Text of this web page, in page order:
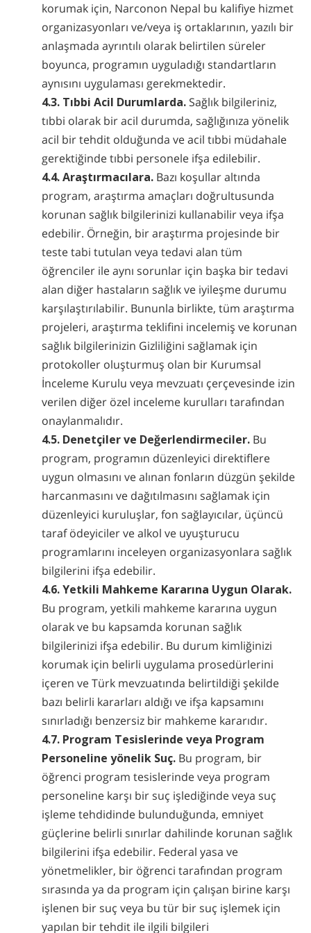
korumak için, Narconon Nepal bu kalifiye hizmet
organizasyonları ve/veya iş ortaklarının, yazılı bir
anlaşmada ayrıntılı olarak belirtilen süreler
boyunca, programın uyguladığı standartların
aynısını uygulaması gerekmektedir.
4.3. Tıbbi Acil Durumlarda. Sağlık bilgileriniz,
tıbbi olarak bir acil durumda, sağlığınıza yönelik
acil bir tehdit olduğunda ve acil tıbbi müdahale
gerektiğinde tıbbi personele ifşa edilebilir.
4.4. Araştırmacılara. Bazı koşullar altında
program, araştırma amaçları doğrultusunda
korunan sağlık bilgilerinizi kullanabilir veya ifşa
edebilir. Örneğin, bir araştırma projesinde bir
teste tabi tutulan veya tedavi alan tüm
öğrenciler ile aynı sorunlar için başka bir tedavi
alan diğer hastaların sağlık ve iyileşme durumu
karşılaştırılabilir. Bununla birlikte, tüm araştırma
projeleri, araştırma teklifini incelemiş ve korunan
sağlık bilgilerinizin Gizliliğini sağlamak için
protokoller oluşturmuş olan bir Kurumsal
İnceleme Kurulu veya mevzuatı çerçevesinde izin
verilen diğer özel inceleme kurulları tarafından
onaylanmalıdır.
4.5. Denetçiler ve Değerlendirmeciler. Bu
program, programın düzenleyici direktiflere
uygun olmasını ve alınan fonların düzgün şekilde
harcanmasını ve dağıtılmasını sağlamak için
düzenleyici kuruluşlar, fon sağlayıcılar, üçüncü
taraf ödeyiciler ve alkol ve uyuşturucu
programlarını inceleyen organizasyonlara sağlık
bilgilerini ifşa edebilir.
4.6. Yetkili Mahkeme Kararına Uygun Olarak.
Bu program, yetkili mahkeme kararına uygun
olarak ve bu kapsamda korunan sağlık
bilgilerinizi ifşa edebilir. Bu durum kimliğinizi
korumak için belirli uygulama prosedürlerini
içeren ve Türk mevzuatında belirtildiği şekilde
bazı belirli kararları aldığı ve ifşa kapsamını
sınırladığı benzersiz bir mahkeme kararıdır.
4.7. Program Tesislerinde veya Program
Personeline yönelik Suç. Bu program, bir
öğrenci program tesislerinde veya program
personeline karşı bir suç işlediğinde veya suç
işleme tehdidinde bulunduğunda, emniyet
güçlerine belirli sınırlar dahilinde korunan sağlık
bilgilerini ifşa edebilir. Federal yasa ve
yönetmelikler, bir öğrenci tarafından program
sırasında ya da program için çalışan birine karşı
işlenen bir suç veya bu tür bir suç işlemek için
yapılan bir tehdit ile ilgili bilgileri